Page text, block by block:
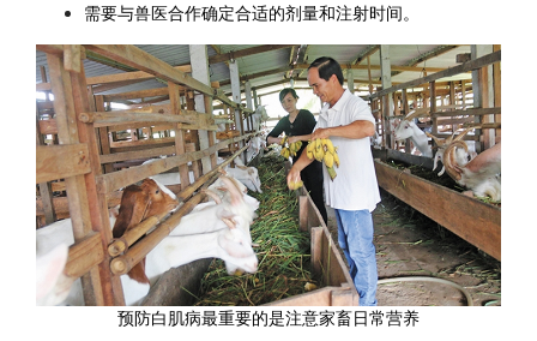
需要与兽医合作确定合适的剂量和注射时间。
预防白肌病最重要的是注意家畜日常营养